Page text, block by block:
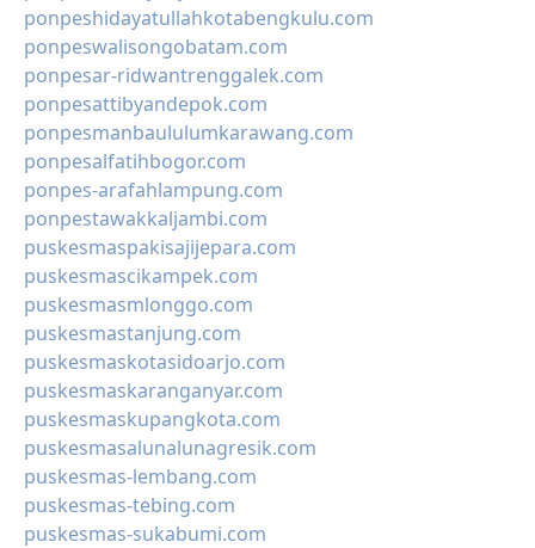
ponpeshidayatullahkotabengkulu.com
ponpeswalisongobatam.com
ponpesar-ridwantrenggalek.com
ponpesattibyandepok.com
ponpesmanbaululumkarawang.com
ponpesalfatihbogor.com
ponpes-arafahlampung.com
ponpestawakkaljambi.com
puskesmaspakisajijepara.com
puskesmascikampek.com
puskesmasmlonggo.com
puskesmastanjung.com
puskesmaskotasidoarjo.com
puskesmaskaranganyar.com
puskesmaskupangkota.com
puskesmasalunalunagresik.com
puskesmas-lembang.com
puskesmas-tebing.com
puskesmas-sukabumi.com